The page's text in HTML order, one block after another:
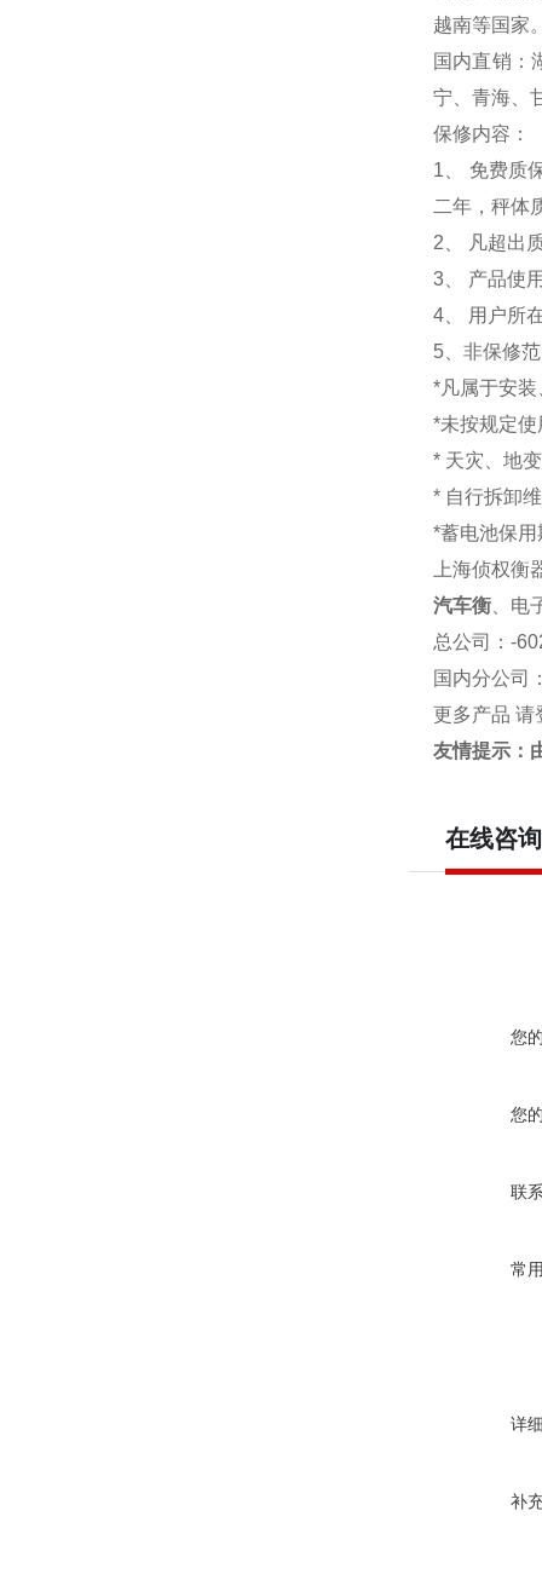
越南等国家
国内直销：
宁、青海、
保修内容：
1 、 免费
二年，秤体
2、 凡超出
3、 产品使
4、 用户所
5、非保修
*凡属于安
*未按规定
* 天灾、地
* 自行拆卸
*蓄电池保用
上海侦权
汽车衡 、
总公司
：-
国内分公司
更多产品 请
友情提示：
在线咨询
您
您
联
常
详
补